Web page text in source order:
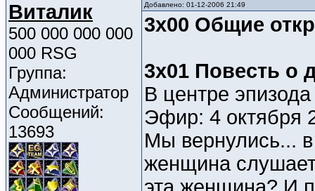
Виталик
500 000 000 000
000 RSG
Группа:
Администратор
Сообщений:
13693
Добавлено: 01-12-2006 21:49
3x00 Общие
3x01 Повесть о
В центре
Эфир: 4 октября
Мы вернулись... в
женщина слушает